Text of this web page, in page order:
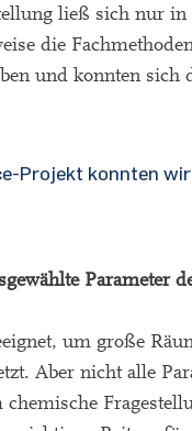
ließ sich nur
die
und konnten
Projekt konnten
um große
Aber nicht alle